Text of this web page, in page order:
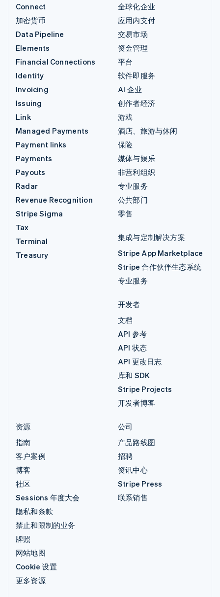
Connect
加密货币
Data Pipeline
Elements
Financial Connections
Identity
Invoicing
Issuing
Link
Managed Payments
Payment links
Payments
Payouts
Radar
Revenue Recognition
Stripe Sigma
Tax
Terminal
Treasury
全球化企业
应用内支付
交易市场
资金管理
平台
软件即服务
AI 企业
创作者经济
游戏
酒店、旅游与休闲
保险
媒体与娱乐
非营利组织
专业服务
公共部门
零售
集成与定制解决方案
Stripe App Marketplace
Stripe 合作伙伴生态系统
专业服务
开发者
文档
API 参考
API 状态
API 更改日志
库和 SDK
Stripe Projects
开发者博客
资源
指南
客户案例
博客
社区
Sessions 年度大会
隐私和条款
禁止和限制的业务
牌照
网站地图
Cookie 设置
更多资源
公司
产品路线图
招聘
资讯中心
Stripe Press
联系销售